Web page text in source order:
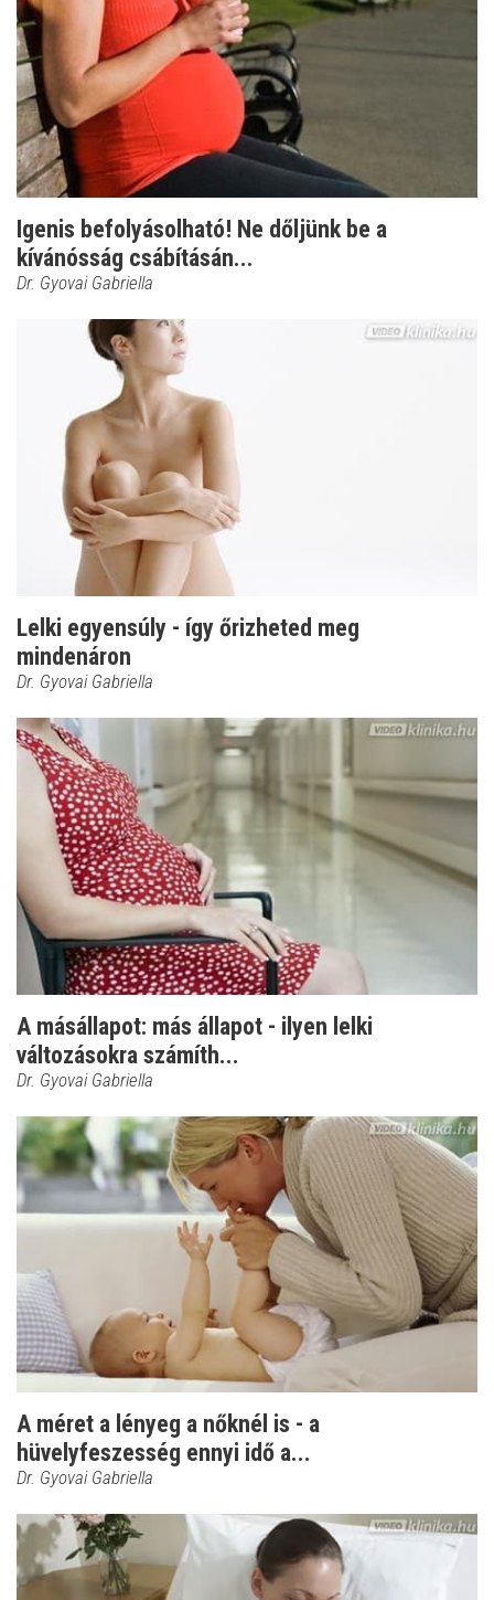
Igenis befolyásolható! Ne dőljünk be a
kívánósság csábításán...
Dr. Gyovai Gabriella
Lelki egyensúly - így őrizheted meg
mindenáron
Dr. Gyovai Gabriella
A másállapot: más állapot - ilyen lelki
változásokra számíth...
Dr. Gyovai Gabriella
A méret a lényeg a nőknél is - a
hüvelyfeszesség ennyi idő a...
Dr. Gyovai Gabriella